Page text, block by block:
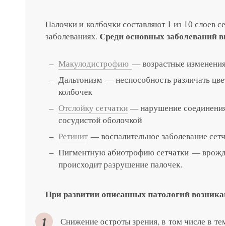
Палочки и колбочки составляют 1 из 10 слоев
заболеваниях. Среди основных заболеваний
Макулодистрофию — возрастные
Дальтонизм — неспособность различать
колбочек
Отслойку сетчатки— нарушение
сосудистой оболочкой
Ретинит — воспалительное заболевание
Пигментную абиотрофию сетчатки —
происходит разрушение палочек.
При развитии описанных патологий
Снижение остроты зрения, в том числе в
Нажимая на кнопку
Оставить
Подать
Заказать